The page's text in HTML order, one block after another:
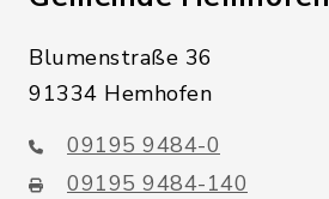
Blumenstraße 36
91334 Hemhofen
09195 9484-0
09195 9484-140